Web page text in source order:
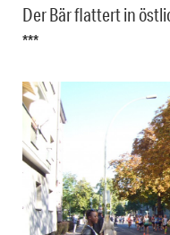
Der Bär flattert in
***